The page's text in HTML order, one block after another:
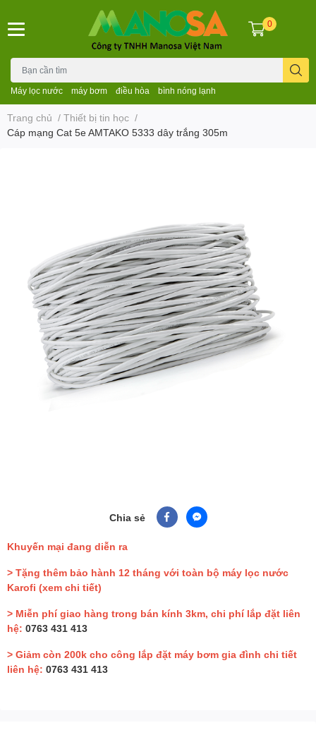
Máy lọc nước máy bơm điều hòa bình nóng lạnh
0
Trang chủ / Thiết bị tin học /
Cáp mạng Cat 5e AMTAKO 5333 dây trắng 305m
Chia sẻ
Khuyến mại đang diễn ra
> Tặng thêm bảo hành 12 tháng với toàn bộ máy lọc nước
Karofi (xem chi tiết)
> Miễn phí giao hàng trong bán kính 3km, chi phí lắp đặt liên
hệ: 0763 431 413
> Giảm còn 200k cho công lắp đặt máy bơm gia đình chi tiết
liên hệ: 0763 431 413